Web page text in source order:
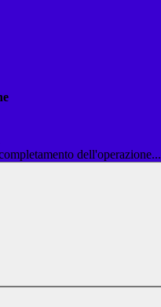
dell'operazione...